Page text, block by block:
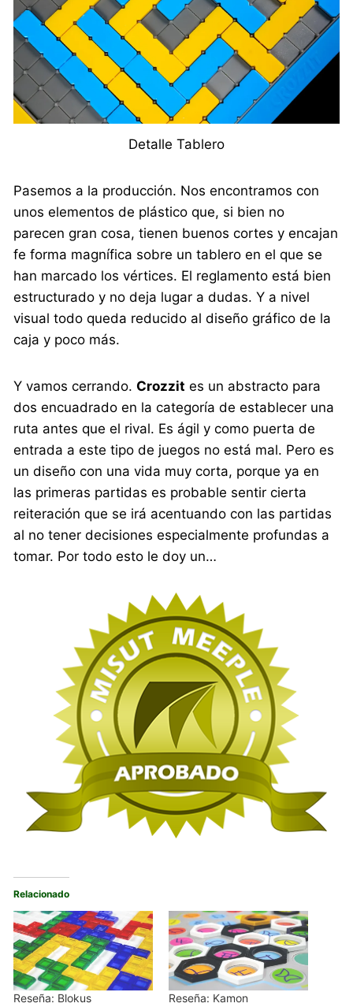
Detalle Tablero
Pasemos a la producción. Nos encontramos con
unos elementos de plástico que, si bien no
parecen gran cosa, tienen buenos cortes y encajan
fe forma magnífica sobre un tablero en el que se
han marcado los vértices. El reglamento está bien
estructurado y no deja lugar a dudas. Y a nivel
visual todo queda reducido al diseño gráfico de la
caja y poco más.
Y vamos cerrando.Crozzit es un abstracto para
dos encuadrado en la categoría de establecer una
ruta antes que el rival. Es ágil y como puerta de
entrada a este tipo de juegos no está mal. Pero es
un diseño con una vida muy corta, porque ya en
las primeras partidas es probable sentir cierta
reiteración que se irá acentuando con las partidas
al no tener decisiones especialmente profundas a
tomar. Por todo esto le doy un…
Relacionado
Reseña: Blokus Reseña: Kamon